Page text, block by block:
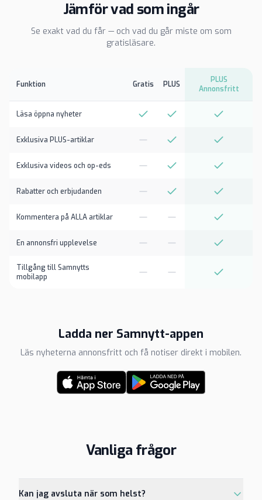
Jämför vad som ingår
Se exakt vad du får — och vad du går miste om som
gratisläsare.
Funktion Gratis PLUS
PLUS
Annonsfritt
Läsa öppna nyheter
Exklusiva PLUS-artiklar
Exklusiva videos och op-eds
Rabatter och erbjudanden
Kommentera på ALLA artiklar
En annonsfri upplevelse
Tillgång till Samnytts
mobilapp
Ladda ner Samnytt-appen
Läs nyheterna annonsfritt och få notiser direkt i mobilen.
Vanliga frågor
Kan jag avsluta när som helst?